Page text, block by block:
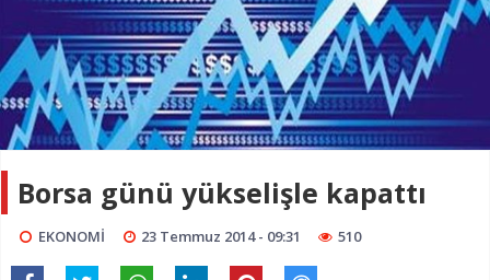
Borsa günü yükselişle kapattı
EKONOMİ 23 Temmuz 2014 - 09:31 510